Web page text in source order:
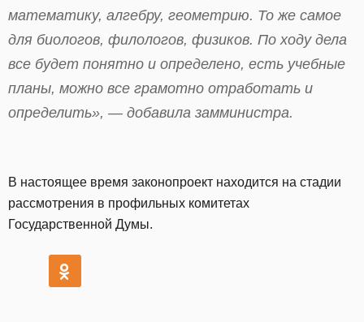
математику, алгебру, геометрию. То же самое
для биологов, филологов, физиков. По ходу дела
все будет понятно и определено, есть учебные
планы, можно все грамотно отработать и
определить», — добавила замминистра.
В настоящее время законопроект находится на стадии
рассмотрения в профильных комитетах
Государственной Думы.